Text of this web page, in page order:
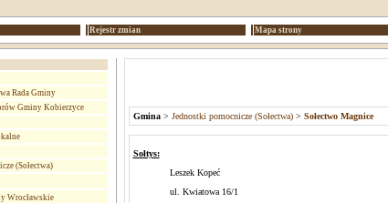
Rejestr zmian Mapa strony
Rada Gminy
Gminy Kobierzyce
(Sołectwa)
Wrocławskie
Gmina> Jednostki pomocnicze (Sołectwa)> Sołectwo Magnice
Sołtys:
Leszek Kopeć
ul. Kwiatowa 16/1